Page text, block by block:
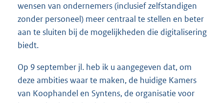
wensen van ondernemers (inclusief zelfstandigen
zonder personeel) meer centraal te stellen en beter
aan te sluiten bij de mogelijkheden die digitalisering
biedt.
Op 9 september jl. heb ik u aangegeven dat, om
deze ambities waar te maken, de huidige Kamers
van Koophandel en Syntens, de organisatie voor